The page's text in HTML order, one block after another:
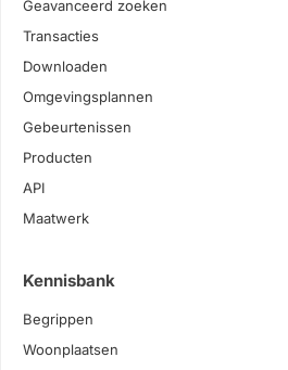
Geavanceerd zoeken
Transacties
Downloaden
Omgevingsplannen
Gebeurtenissen
Producten
API
Maatwerk
Kennisbank
Begrippen
Woonplaatsen